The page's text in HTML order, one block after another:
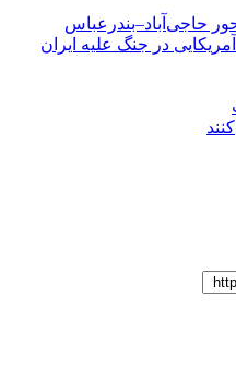
حاجی‌آباد–بندرعباس
در جنگ علیه ایران